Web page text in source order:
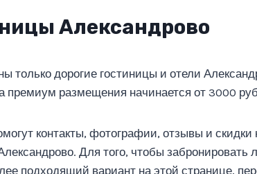
Александрово
только дорогие гостиницы и отели
премиум размещения начинается от 3000
контакты, фотографии, отзывы и
Для того, чтобы забронировать
подходящий вариант на этой странице,